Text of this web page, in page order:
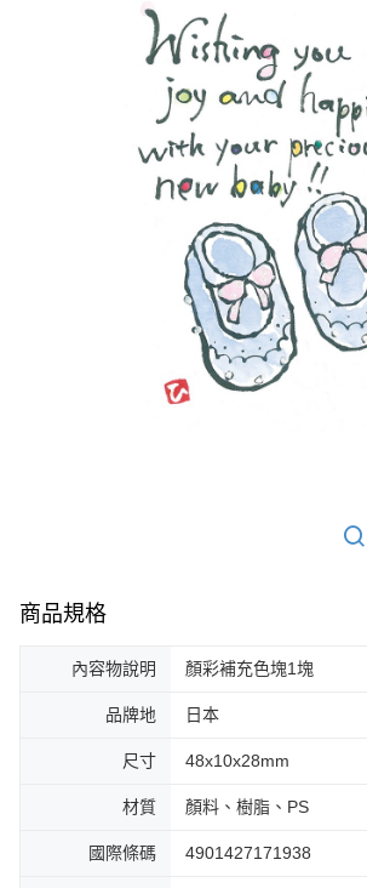
商品規格
內容物說明 顏彩補充色塊1塊
品牌地 日本
尺寸 48x10x28mm
材質 顏料、樹脂、PS
國際條碼 4901427171938